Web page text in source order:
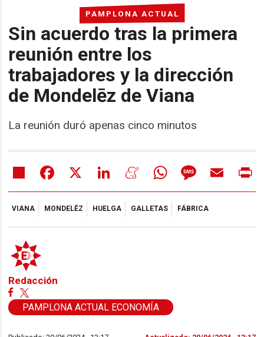
PAMPLONA ACTUAL
Sin acuerdo tras la primera
reunión entre los
trabajadores y la dirección
de Mondelēz de Viana
La reunión duró apenas cinco minutos
Share Facebook LinkedIn MeneameWhatsAppMessageEmail
VIANA MONDELĒZ HUELGA GALLETAS FÁBRICA
Redacción
PAMPLONA ACTUAL ECONOMÍA